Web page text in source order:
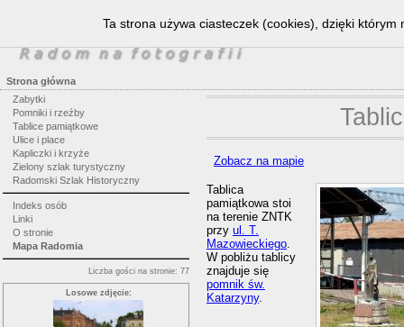
Strona główna
Zabytki
Pomniki i rzeźby
Tablice pamiątkowe
Ulice i place
Kapliczki i krzyże
Zielony szlak turystyczny
Radomski Szlak Historyczny
Indeks osób
Linki
O stronie
Mapa Radomia
Liczba gości na stronie: 77
Losowe zdjęcie:
Zobacz na mapie
Tablica
pamiątkowa stoi
na terenie ZNTK
przy ul. T.
Mazowieckiego.
W pobliżu tablicy
znajduje się
pomnik św.
Katarzyny.
Ta strona używa ciasteczek (cookies), dzięki którym